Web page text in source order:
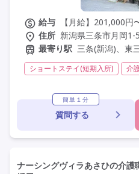
給与
【月給】201,000円
住所 新潟県三条市月岡1-
最寄り駅 三条(新潟)、東
ショートステイ(短期入所)
介
初
残業月20時間以内
社会保険完備
交通費支給
簡単１分
質問する
ナーシングヴィラあさひの介護